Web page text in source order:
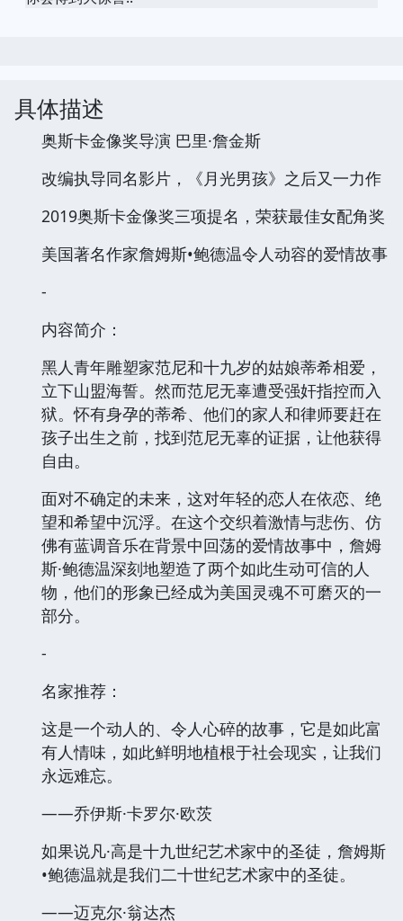
具体描述
奥斯卡金像奖导演 巴里·詹金斯
改编执导同名影片，《月光男孩》之后又一力作
2019奥斯卡金像奖三项提名，荣获最佳女配角奖
美国著名作家詹姆斯•鲍德温令人动容的爱情故事
-
内容简介：
黑人青年雕塑家范尼和十九岁的姑娘蒂希相爱，
立下山盟海誓。然而范尼无辜遭受强奸指控而入
狱。怀有身孕的蒂希、他们的家人和律师要赶在
孩子出生之前，找到范尼无辜的证据，让他获得
自由。
面对不确定的未来，这对年轻的恋人在依恋、绝
望和希望中沉浮。在这个交织着激情与悲伤、仿
佛有蓝调音乐在背景中回荡的爱情故事中，詹姆
斯·鲍德温深刻地塑造了两个如此生动可信的人
物，他们的形象已经成为美国灵魂不可磨灭的一
部分。
-
名家推荐：
这是一个动人的、令人心碎的故事，它是如此富
有人情味，如此鲜明地植根于社会现实，让我们
永远难忘。
——乔伊斯·卡罗尔·欧茨
如果说凡·高是十九世纪艺术家中的圣徒，詹姆斯
•鲍德温就是我们二十世纪艺术家中的圣徒。
——迈克尔·翁达杰